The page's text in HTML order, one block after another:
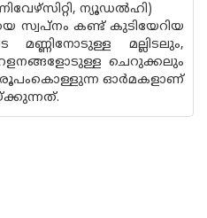
ന്യൂഡൽഹി)
സ്വപ്നം കണ്ട് കുടിയേറിയ
മണ്ണിനോടുള്ള മല്ലിടലും,
ചെറുക്കലും
ഓർമകളാണ്